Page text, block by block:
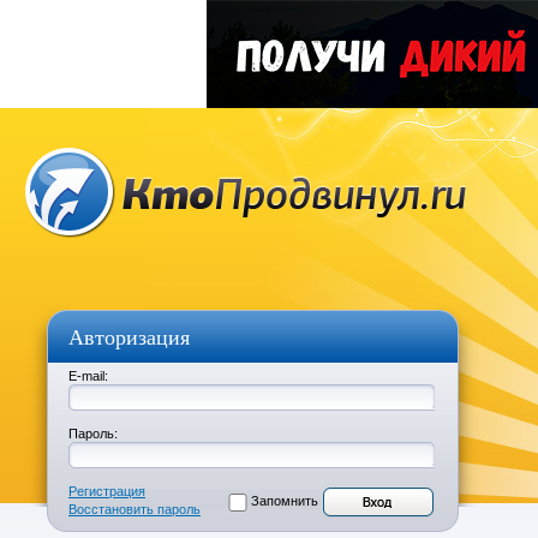
Авторизация
E-mail:
Пароль:
Регистрация
Восстановить пароль
Запомнить